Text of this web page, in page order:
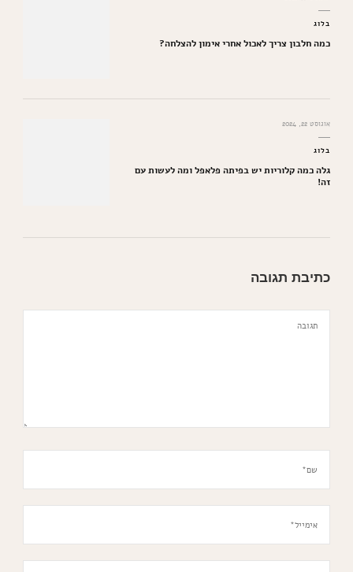
בלוג
כמה חלבון צריך לאכול אחרי אימון להצלחה?
אוגוסט 22, 2024
בלוג
גלה כמה קלוריות יש בפיתה פלאפל ומה לעשות עם
זה!
כתיבת תגובה